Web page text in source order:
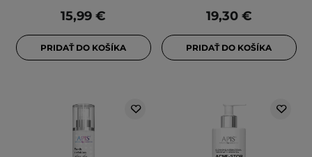
15,99 €
PRIDAŤ DO KOŠÍKA
19,30 €
PRIDAŤ DO KOŠÍKA